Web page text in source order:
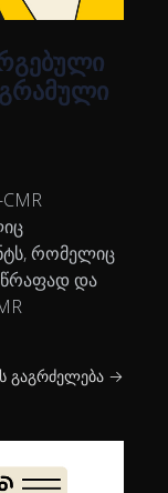
რომელიც
და
გაგრძელება →